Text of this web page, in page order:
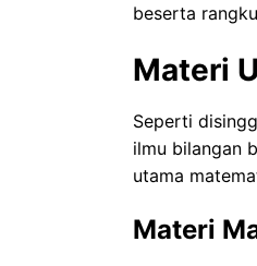
beserta
Materi
Seperti
ilmu bilangan
utama
Materi